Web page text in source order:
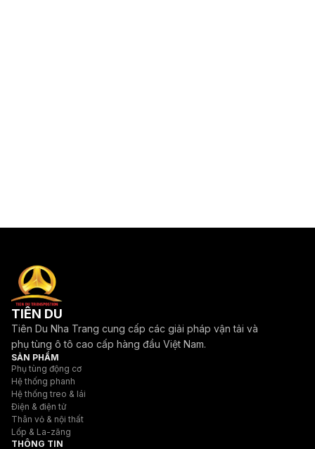
TIÊN DU
Tiên Du Nha Trang cung cấp các giải pháp vận tải và
phụ tùng ô tô cao cấp hàng đầu Việt Nam.
SẢN PHẨM
Phụ tùng động cơ
Hệ thống phanh
Hệ thống treo & lái
Điện & điện tử
Thân vỏ & nội thất
Lốp & La-zăng
THÔNG TIN